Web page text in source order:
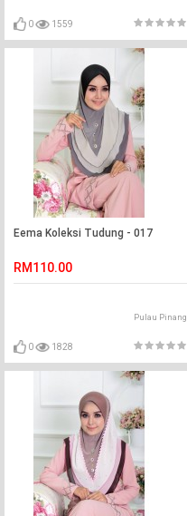
0 1559
Eema Koleksi Tudung - 017
RM110.00
Pulau Pinang
0 1828